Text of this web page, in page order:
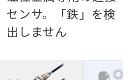
センサ。「鉄」を検
出しません